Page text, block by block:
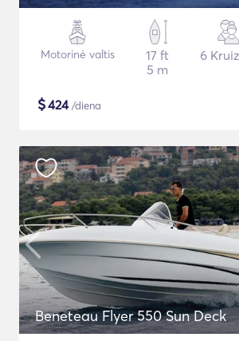
Motorinė valtis
17 ft
5 m
6
$424/diena
Beneteau Flyer 550 Sun Deck